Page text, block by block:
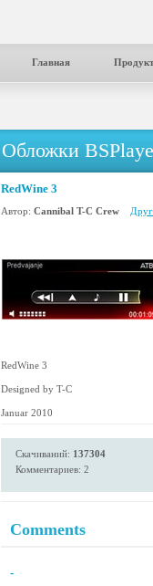
Главная
Обложки
RedWine 3
Автор: Cannibal T-C Crew
RedWine 3
Designed by T-C
Januar 2010
Скачиваний: 137304
Комментариев: 2
Comments
-